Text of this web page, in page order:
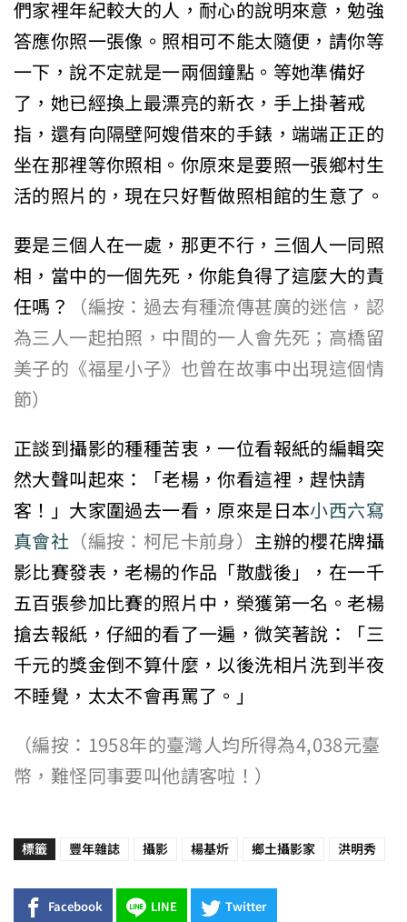
們家裡年紀較大的人，耐心的說明來意，勉強
答應你照一張像。照相可不能太隨便，請你等
一下，說不定就是一兩個鐘點。等她準備好
了，她已經換上最漂亮的新衣，手上掛著戒
指，還有向隔壁阿嫂借來的手錶，端端正正的
坐在那裡等你照相。你原來是要照一張鄉村生
活的照片的，現在只好暫做照相館的生意了。
要是三個人在一處，那更不行，三個人一同照
相，當中的一個先死，你能負得了這麼大的責
任嗎？ （編按：過去有種流傳甚廣的迷信，認
為三人一起拍照，中間的一人會先死；高橋留
美子的《福星小子》也曾在故事中出現這個情
節）
正談到攝影的種種苦衷，一位看報紙的編輯突
然大聲叫起來：「老楊，你看這裡，趕快請
客！」大家圍過去一看，原來是日本小西六寫
真會社 （編按：柯尼卡前身） 主辦的櫻花牌攝
影比賽發表，老楊的作品「散戲後」，在一千
五百張參加比賽的照片中，榮獲第一名。老楊
搶去報紙，仔細的看了一遍，微笑著說：「三
千元的獎金倒不算什麼，以後洗相片洗到半夜
不睡覺，太太不會再罵了。」
（編按：1958年的臺灣人均所得為4,038元臺
幣，難怪同事要叫他請客啦！）
標籤 豐年雜誌 攝影 楊基炘 鄉土攝影家 洪明秀
Facebook LINE Twitter